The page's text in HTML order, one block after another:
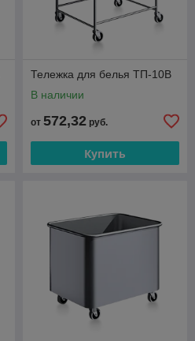
Тележка для белья ТП-10В
В наличии
от 572,32 руб.
Купить